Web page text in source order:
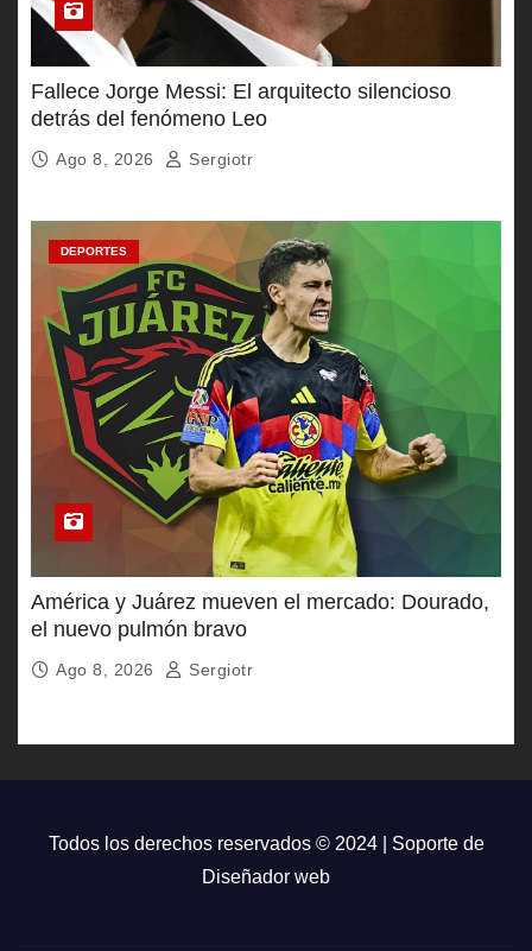
Fallece Jorge Messi: El arquitecto silencioso
detrás del fenómeno Leo
Ago 8, 2026 Sergiotr
DEPORTES
América y Juárez mueven el mercado: Dourado,
el nuevo pulmón bravo
Ago 8, 2026 Sergiotr
Todos los derechos reservados © 2024 | Soporte de
Diseñador web